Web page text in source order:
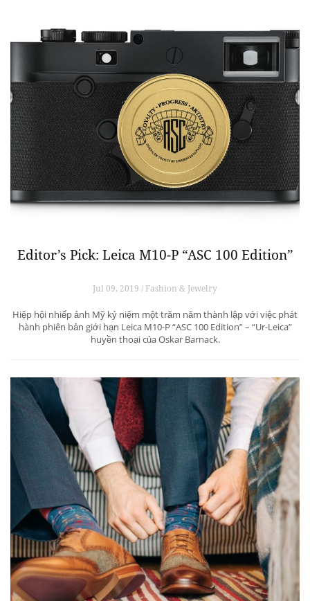
Editor’s Pick: Leica M10-P “ASC 100 Edition”
Jul 09, 2019 / Fashion & Jewelry
Hiệp hội nhiếp ảnh Mỹ kỷ niệm một trăm năm thành lập với việc phát
hành phiên bản giới hạn Leica M10-P “ASC 100 Edition” – “Ur-Leica”
huyền thoại của Oskar Barnack.